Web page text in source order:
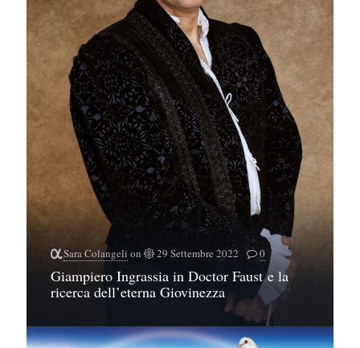
Sara Colangeli on 29 Settembre 2022 0
Giampiero Ingrassia in Doctor Faust e la
ricerca dell’eterna Giovinezza